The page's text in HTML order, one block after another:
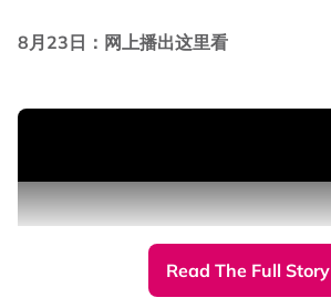
8月23日：网上播出这里看
Read The Full Story